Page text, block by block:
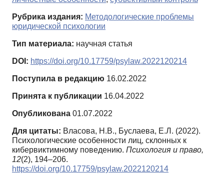
Рубрика издания: Методологические проблемы
юридической психологии
Тип материала: научная статья
DOI: https://doi.org/10.17759/psylaw.2022120214
Поступила в редакцию 16.02.2022
Принята к публикации 16.04.2022
Опубликована 01.07.2022
Для цитаты: Власова, Н.В., Буслаева, Е.Л. (2022).
Психологические особенности лиц, склонных к
кибервиктимному поведению. Психология и право,
12(2), 194–206.
https://doi.org/10.17759/psylaw.2022120214